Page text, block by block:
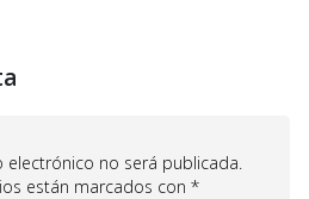
electrónico no será publicada.
están marcados con *